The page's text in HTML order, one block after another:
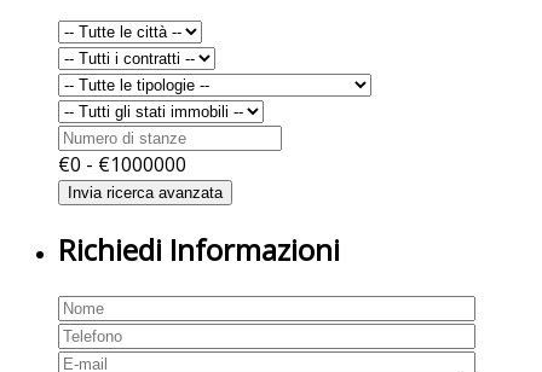
€0 - €1000000
Richiedi Informazioni